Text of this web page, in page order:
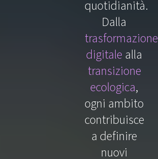
quotidianità.
Dalla
trasformazione
digitale alla
transizione
ecologica,
ogni ambito
contribuisce
a definire
nuovi